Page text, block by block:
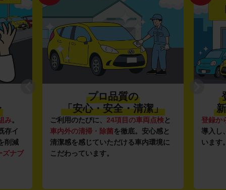
み。
存イ
削減
ズナブ
プロ品質の
「安心・安全・清潔」
ご利用のたびに、 24項目の車両点検と
車内外の清掃・除菌を徹底。安心感と
清潔感を感じていただける車内環境に
こだわっています。
登録か
導入し
います